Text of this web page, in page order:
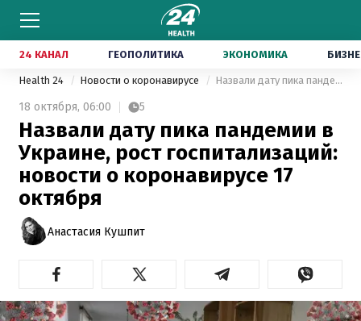
24 КАНАЛ ГЕОПОЛИТИКА ЭКОНОМИКА
Health 24 Новости о коронавирусе Назвали дату пика пандемии в Украине, рост госпитализаций: новости о коронавирусе 17 октября
18 октября, 06:00 5
Назвали дату пика пандемии в
Украине, рост госпитализаций:
новости о коронавирусе 17
октября
Анастасия Кушпит